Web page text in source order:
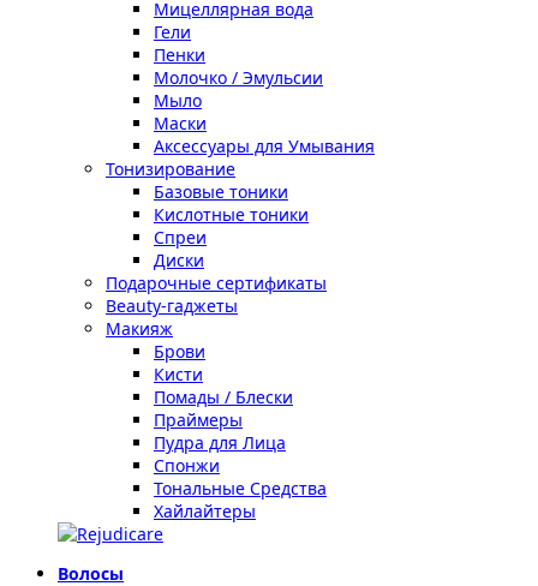
Мицеллярная вода
Гели
Пенки
Молочко / Эмульсии
Мыло
Маски
Аксессуары для Умывания
Тонизирование
Базовые тоники
Кислотные тоники
Спреи
Диски
Подарочные сертификаты
Beauty-гаджеты
Макияж
Брови
Кисти
Помады / Блески
Праймеры
Пудра для Лица
Спонжи
Тональные Средства
Хайлайтеры
Волосы